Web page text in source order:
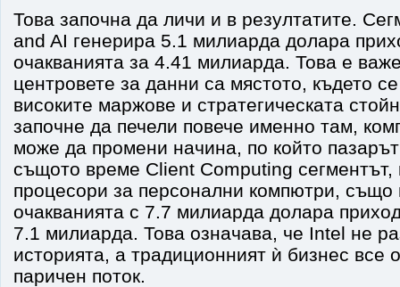
Това започна да личи и в резултатите.
and AI генерира 5.1 милиарда долара
очакванията за 4.41 милиарда. Това е
центровете за данни са мястото, където
високите маржове и стратегическата
започне да печели повече именно там,
може да промени начина, по който
същото време Client Computing сегментът,
процесори за персонални компютри, също
очакванията с 7.7 милиарда долара
7.1 милиарда. Това означава, че Intel не
историята, а традиционният ѝ бизнес все
паричен поток.